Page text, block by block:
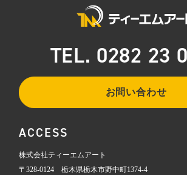
TEL. 0282 23
お問い合わせ
ACCESS
株式会社ティーエムアート
〒328-0124 栃木県栃木市野中町1374-4